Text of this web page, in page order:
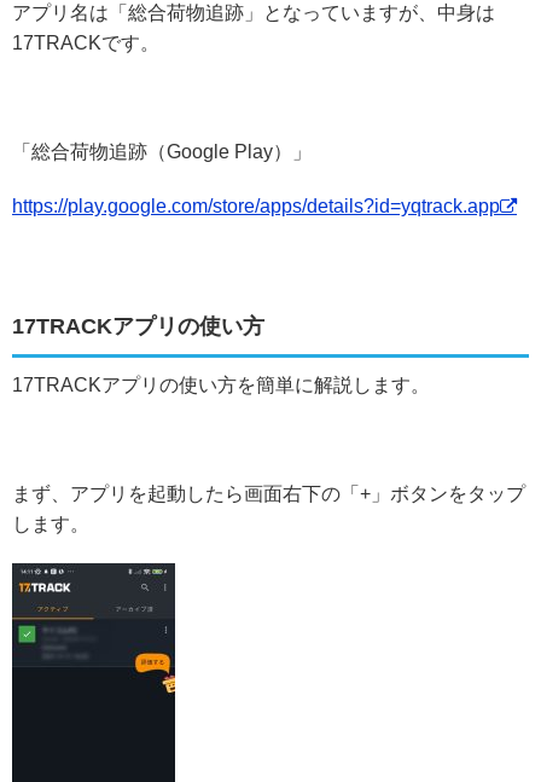
アプリ名は「総合荷物追跡」となっていますが、中身は
17TRACKです。
「総合荷物追跡（Google Play）」
https://play.google.com/store/apps/details?id=yqtrack.app
17TRACKアプリの使い方
17TRACKアプリの使い方を簡単に解説します。
まず、アプリを起動したら画面右下の「+」ボタンをタップ
します。